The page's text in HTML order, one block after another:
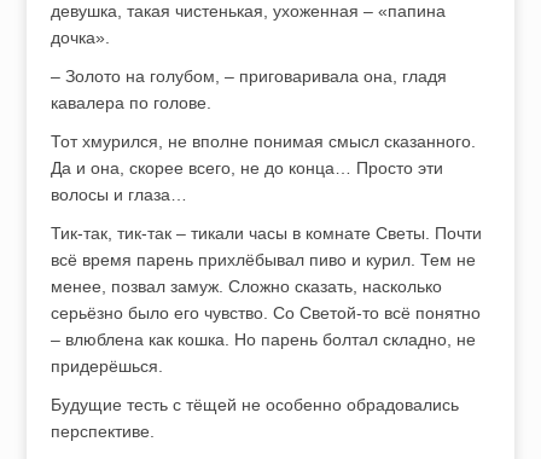
девушка, такая чистенькая, ухоженная – «папина
дочка».
– Золото на голубом, – приговаривала она, гладя
кавалера по голове.
Тот хмурился, не вполне понимая смысл сказанного.
Да и она, скорее всего, не до конца… Просто эти
волосы и глаза…
Тик-так, тик-так – тикали часы в комнате Светы. Почти
всё время парень прихлёбывал пиво и курил. Тем не
менее, позвал замуж. Сложно сказать, насколько
серьёзно было его чувство. Со Светой-то всё понятно
– влюблена как кошка. Но парень болтал складно, не
придерёшься.
Будущие тесть с тёщей не особенно обрадовались
перспективе.